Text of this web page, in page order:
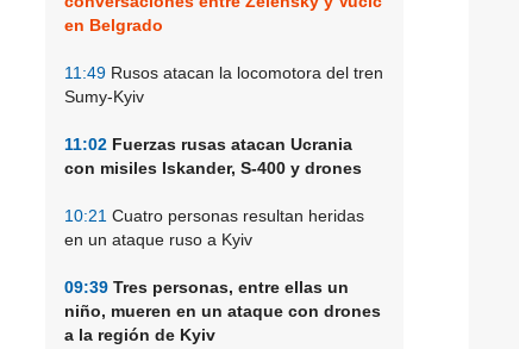
en Belgrado
11:49 Rusos atacan la locomotora del tren
Sumy-Kyiv
11:02 Fuerzas rusas atacan Ucrania
con misiles Iskander, S-400 y drones
10:21 Cuatro personas resultan heridas
en un ataque ruso a Kyiv
09:39 Tres personas, entre ellas un
niño, mueren en un ataque con drones
a la región de Kyiv